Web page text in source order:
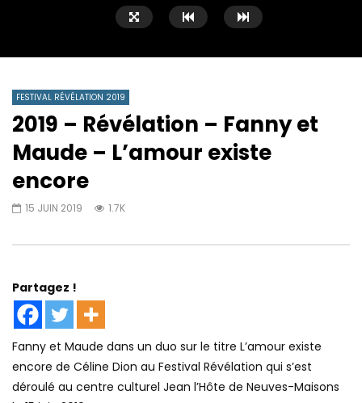
FESTIVAL RÉVÉLATION 2019
2019 – Révélation – Fanny et
Maude – L’amour existe
encore
15 JUIN 2019 1.7K
Partagez !
Fanny et Maude dans un duo sur le titre L’amour existe
encore de Céline Dion au Festival Révélation qui s’est
déroulé au centre culturel Jean l’Hôte de Neuves-Maisons